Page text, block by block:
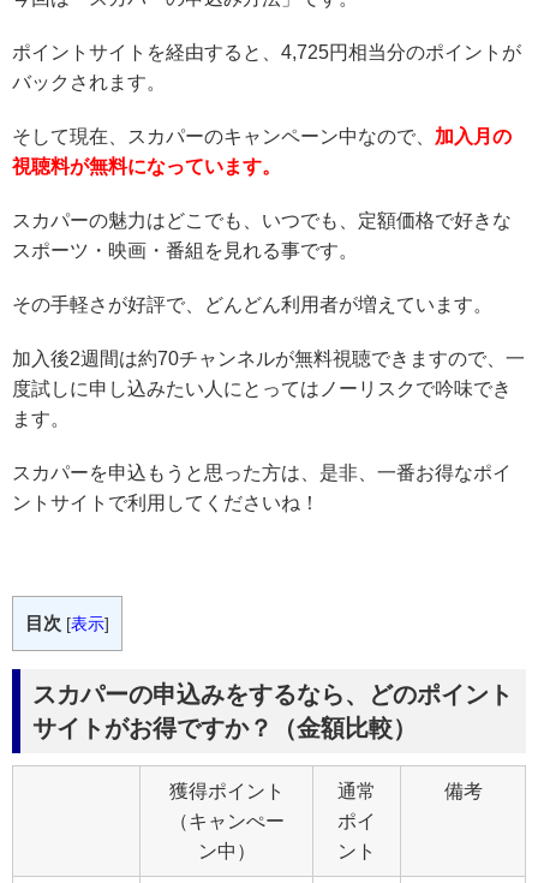
ポイントサイトを経由すると、4,725円相当分のポイントが
バックされます。
そして現在、スカパーのキャンペーン中なので、 加入月の
視聴料が無料になっています。
スカパーの魅力はどこでも、いつでも、定額価格で好きな
スポーツ・映画・番組を見れる事です。
その手軽さが好評で、どんどん利用者が増えています。
加入後2週間は約70チャンネルが無料視聴できますので、一
度試しに申し込みたい人にとってはノーリスクで吟味でき
ます。
スカパーを申込もうと思った方は、是非、一番お得なポイ
ントサイトで利用してくださいね！
目次 [表示]
スカパーの申込みをするなら、どのポイント
サイトがお得ですか？（金額比較）
獲得ポイント
（キャンぺー
ン中）
通常
ポイ
ント
備考